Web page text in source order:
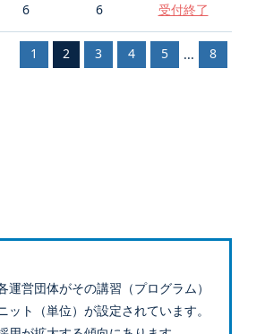
6 6 受付終了
1 2 3 4 5 ... 8
営団体がその講習（プログラム）
ト（単位）が設定されています。